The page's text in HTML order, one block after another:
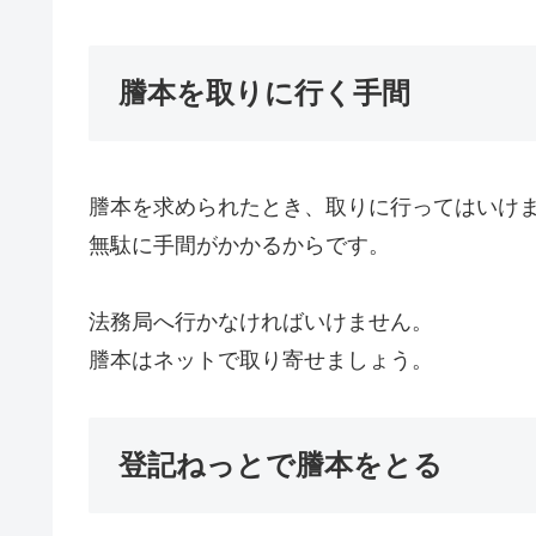
謄本を取りに行く手間
謄本を求められたとき、取りに行ってはいけ
無駄に手間がかかるからです。
法務局へ行かなければいけません。
謄本はネットで取り寄せましょう。
登記ねっとで謄本をとる